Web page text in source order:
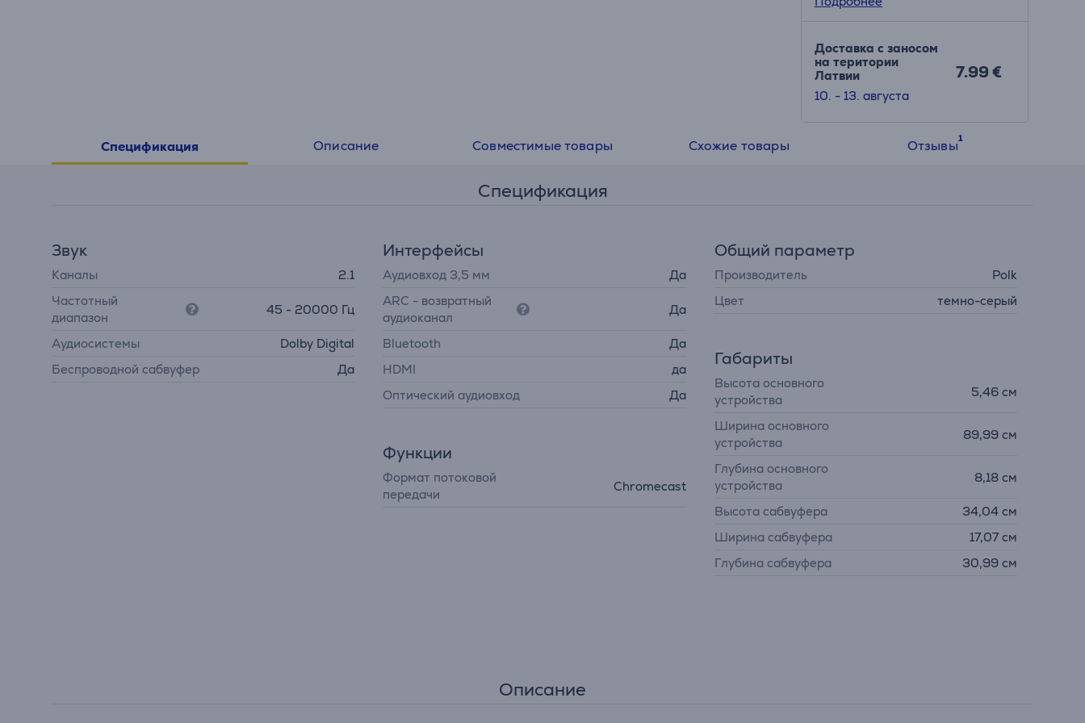
Доставка с заносом
на територии
Латвии
10. - 13. августа
7.99 €
Спецификация Описание Совместимые товары Схожие товары Отзывы
Спецификация
Звук
Каналы
2.1
Частотный
диапазон
45 - 20000 Гц
Аудиосистемы
Dolby Digital
Беспроводной сабвуфер
Да
Интерфейсы
Аудиовход 3,5 мм
Да
ARC - возвратный
аудиоканал
Да
Bluetooth
Да
HDMI
да
Оптический аудиовход
Да
Функции
Формат потоковой
передачи
Chromecast
Общий параметр
Производитель
Polk
Цвет
темно-серый
Габариты
Высота основного
устройства
5,46 см
Ширина основного
устройства
89,99 см
Глубина основного
устройства
8,18 см
Высота сабвуфера
34,04 см
Ширина сабвуфера
17,07 см
Глубина сабвуфера
30,99 см
Описание